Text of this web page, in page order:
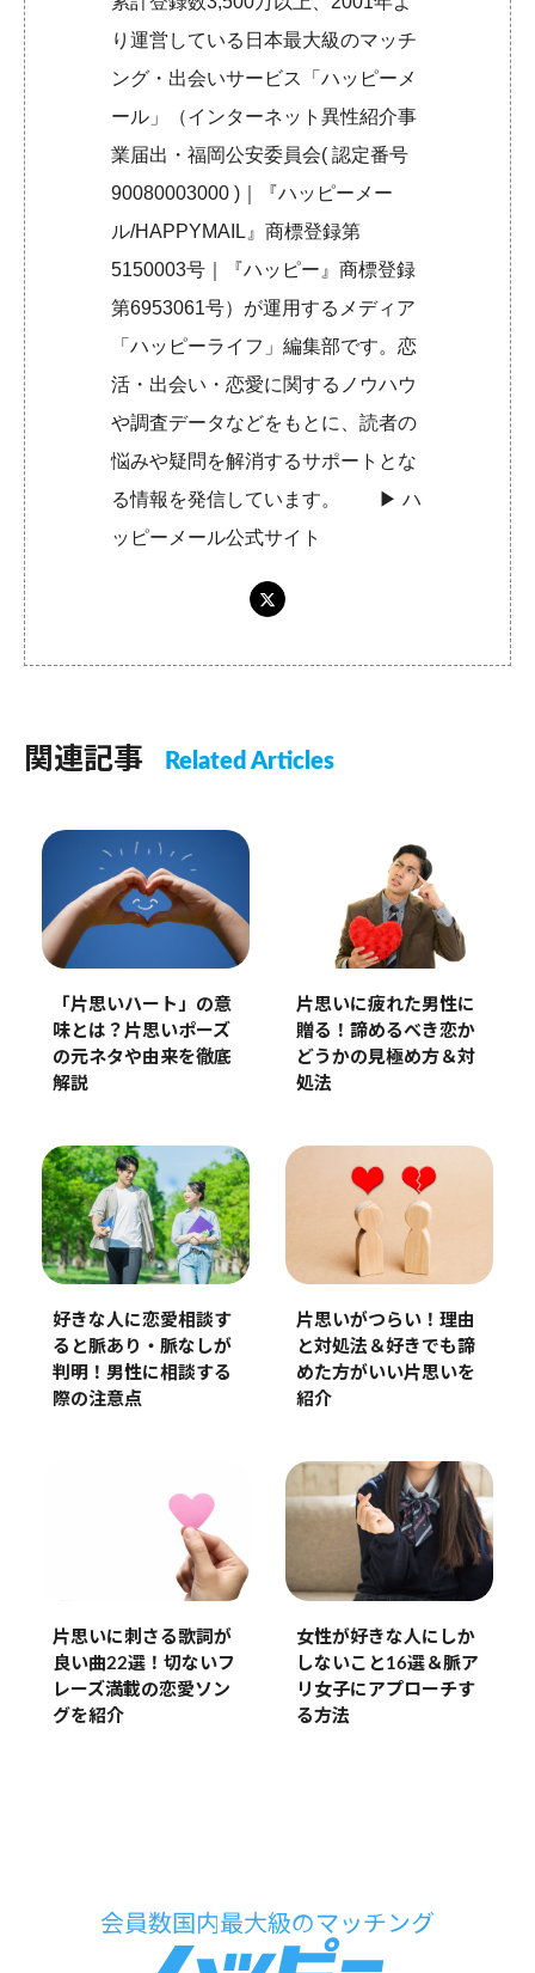
り運営している日本最大級のマッチ
ング・出会いサービス「ハッピーメ
ール」（インターネット異性紹介事
業届出・福岡公安委員会( 認定番号
90080003000 )｜『ハッピーメー
ル/HAPPYMAIL』商標登録第
5150003号｜『ハッピー』商標登録
第6953061号）が運用するメディア
「ハッピーライフ」編集部です。恋
活・出会い・恋愛に関するノウハウ
や調査データなどをもとに、読者の
悩みや疑問を解消するサポートとな
る情報を発信しています。 ▶︎ハ
ッピーメール公式サイト
関連記事 Related Articles
「片思いハート」の意
味とは？片思いポーズ
の元ネタや由来を徹底
解説
片思いに疲れた男性に
贈る！諦めるべき恋か
どうかの見極め方＆対
処法
好きな人に恋愛相談す
ると脈あり・脈なしが
判明！男性に相談する
際の注意点
片思いがつらい！理由
と対処法＆好きでも諦
めた方がいい片思いを
紹介
片思いに刺さる歌詞が
良い曲22選！切ないフ
レーズ満載の恋愛ソン
グを紹介
女性が好きな人にしか
しないこと16選＆脈ア
リ女子にアプローチす
る方法